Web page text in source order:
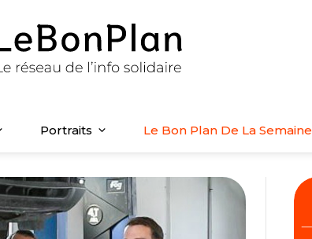
Portraits Le Bon Plan De La Semaine